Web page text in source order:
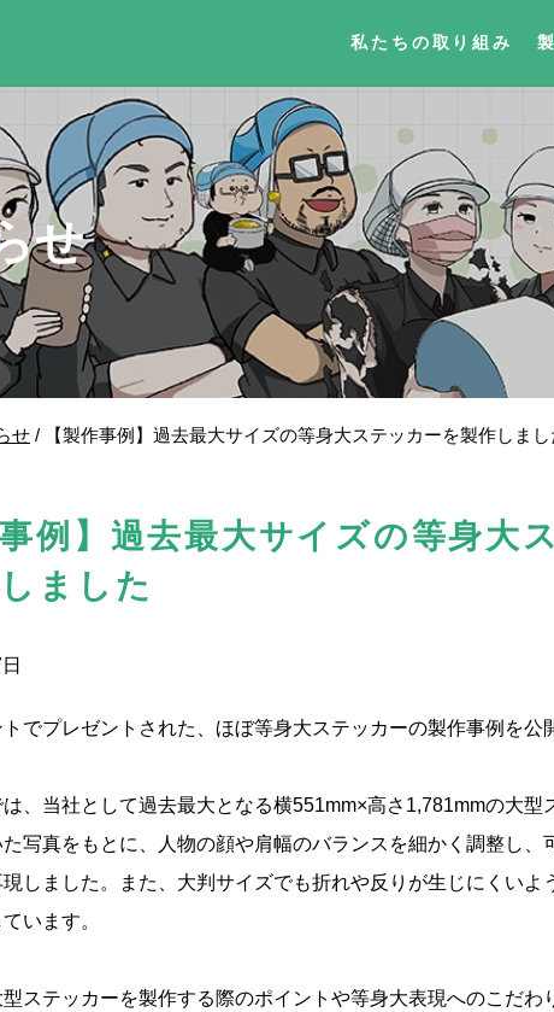
私たちの取り組み
せ
せ / 【製作事例】過去最大サイズの等身大ステッカーを製作しまし
事例】過去最大サイズの等身大
ました
でプレゼントされた、ほぼ等身大ステッカーの製作事例を公
、当社として過去最大となる横551mm×高さ1,781mmの大型
写真をもとに、人物の顔や肩幅のバランスを細かく調整し、
しました。また、大判サイズでも折れや反りが生じにくいよ
います。
ステッカーを製作する際のポイントや等身大表現へのこだわ